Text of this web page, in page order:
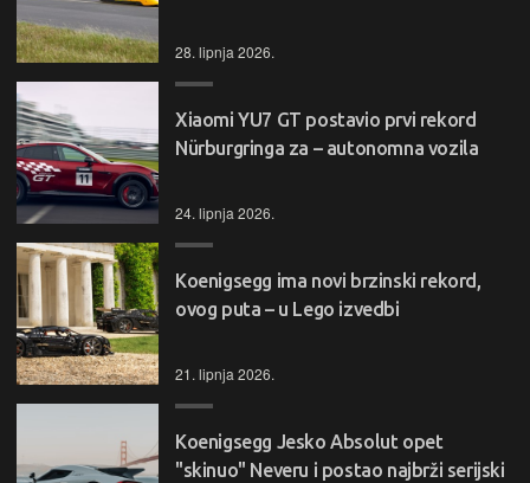
28. lipnja 2026.
Xiaomi YU7 GT postavio prvi rekord
Nürburgringa za – autonomna vozila
24. lipnja 2026.
Koenigsegg ima novi brzinski rekord,
ovog puta – u Lego izvedbi
21. lipnja 2026.
Koenigsegg Jesko Absolut opet
"skinuo" Neveru i postao najbrži serijski